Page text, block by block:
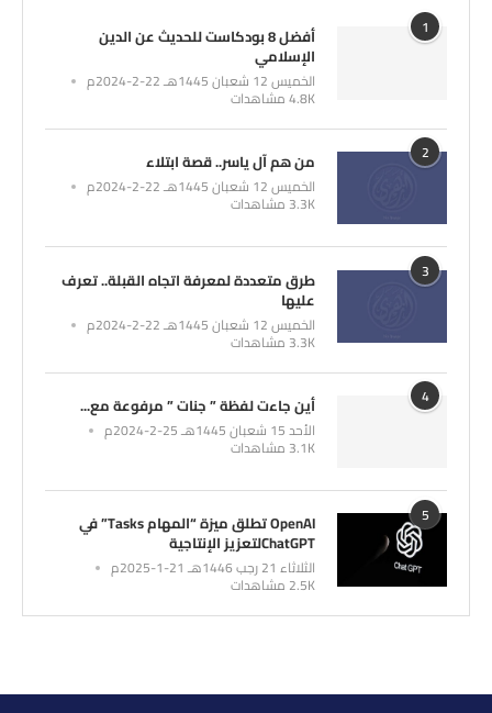
1 أفضل 8 بودكاست للحديث عن الدين
الإسلامي
الخميس 12 شعبان 1445هـ 22-2-2024م
4.8K مشاهدات
2 من هم آل ياسر.. قصة ابتلاء
الخميس 12 شعبان 1445هـ 22-2-2024م
3.3K مشاهدات
3 طرق متعددة لمعرفة اتجاه القبلة.. تعرف
عليها
الخميس 12 شعبان 1445هـ 22-2-2024م
3.3K مشاهدات
4 أين جاءت لفظة ” جنات ” مرفوعة مع...
الأحد 15 شعبان 1445هـ 25-2-2024م
3.1K مشاهدات
5 OpenAI تطلق ميزة “المهام Tasks” في
ChatGPTلتعزيز الإنتاجية
الثلاثاء 21 رجب 1446هـ 21-1-2025م
2.5K مشاهدات